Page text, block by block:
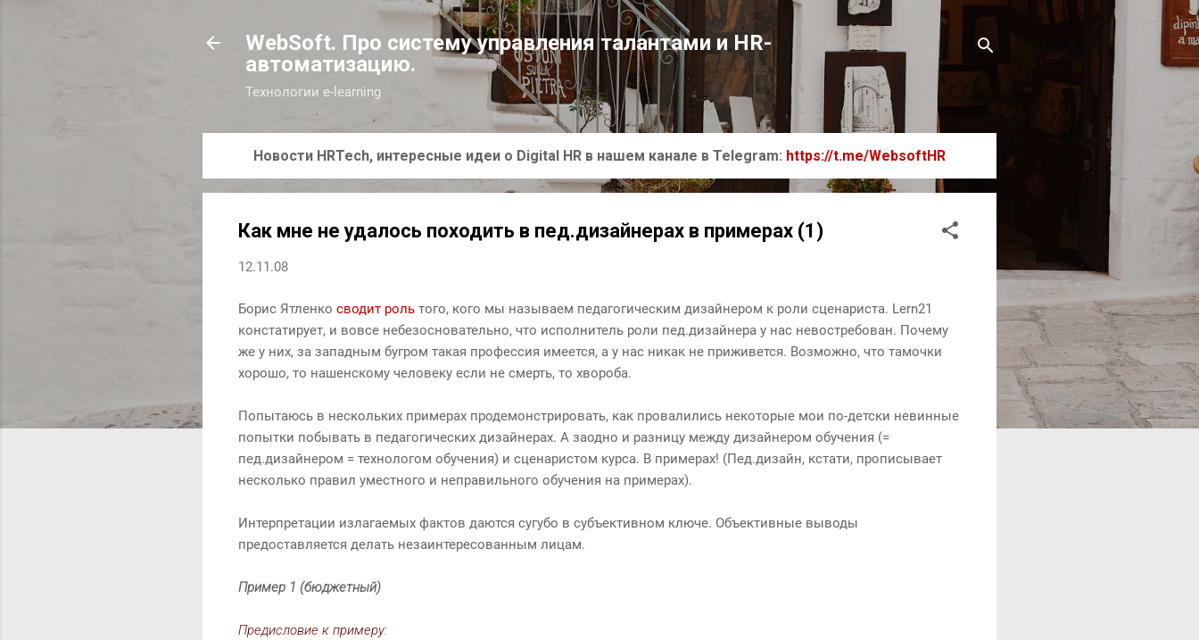
К основному контенту
WebSoft. Про систему управления талантами и HR-
автоматизацию.
Технологии e-learning
Новости HRTech, интересные идеи о Digital HR в нашем канале в Telegram: https://t.me/WebsoftHR
Как мне не удалось походить в пед.дизайнерах в примерах (1)
12.11.08
Борис Ятленко сводит роль того, кого мы называем педагогическим дизайнером к роли сценариста. Lern21
констатирует, и вовсе небезосновательно, что исполнитель роли пед.дизайнера у нас невостребован. Почему
же у них, за западным бугром такая профессия имеется, а у нас никак не приживется. Возможно, что тамочки
хорошо, то нашенскому человеку если не смерть, то хвороба.
Попытаюсь в нескольких примерах продемонстрировать, как провалились некоторые мои по-детски невинные
попытки побывать в педагогических дизайнерах. А заодно и разницу между дизайнером обучения (=
пед.дизайнером = технологом обучения) и сценаристом курса. В примерах! (Пед.дизайн, кстати, прописывает
несколько правил уместного и неправильного обучения на примерах).
Интерпретации излагаемых фактов даются сугубо в субъективном ключе. Объективные выводы
предоставляется делать незаинтересованным лицам.
Пример 1 (бюджетный)
Предисловие к примеру: